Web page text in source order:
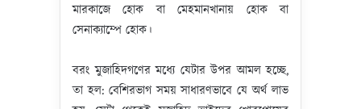
মারকাজে হোক বা মেহমানখানায় হোক বা
সেনাক্যাম্পে হোক।
বরং মুজাহিদগণের মধ্যে যেটার উপর আমল হচ্ছে,
তা হল: বেশিরভাগ সময় সাধারণভাবে যে অর্থ লাভ